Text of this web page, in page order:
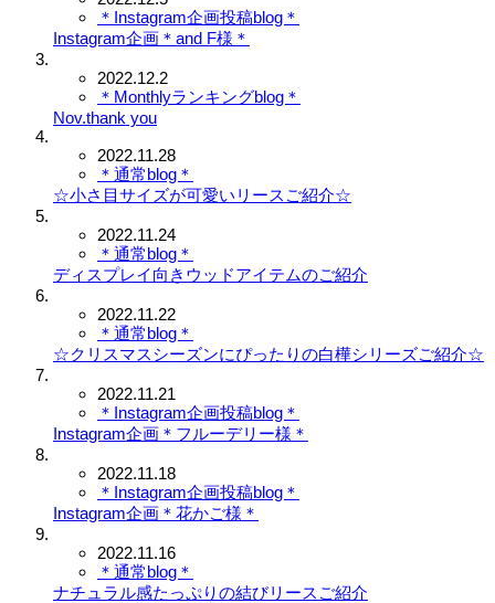
＊Instagram企画投稿blog＊
Instagram企画＊and F様＊
2022.12.2
＊Monthlyランキングblog＊
Nov.thank you
2022.11.28
＊通常blog＊
☆小さ目サイズが可愛いリースご紹介☆
2022.11.24
＊通常blog＊
ディスプレイ向きウッドアイテムのご紹介
2022.11.22
＊通常blog＊
☆クリスマスシーズンにぴったりの白樺シリーズご紹介☆
2022.11.21
＊Instagram企画投稿blog＊
Instagram企画＊フルーデリー様＊
2022.11.18
＊Instagram企画投稿blog＊
Instagram企画＊花かご様＊
2022.11.16
＊通常blog＊
ナチュラル感たっぷりの結びリースご紹介